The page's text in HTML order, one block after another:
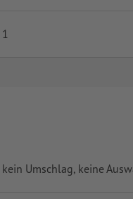
1
kein Umschlag, keine